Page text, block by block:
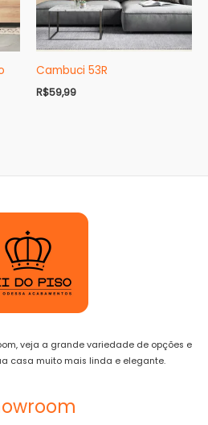
Cambuci 53R
R$59,99
veja a grande variedade de opções e
casa muito mais linda e elegante.